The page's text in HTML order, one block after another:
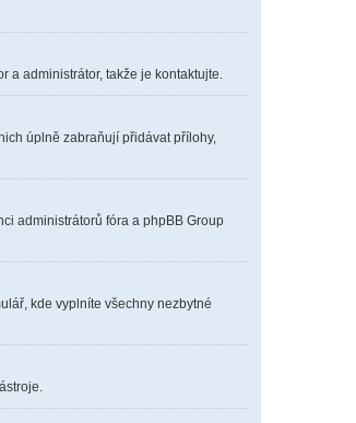
a administrátor, takže je kontaktujte.
úplně zabraňují přidávat přílohy,
administrátorů fóra a phpBB Group
kde vyplníte všechny nezbytné